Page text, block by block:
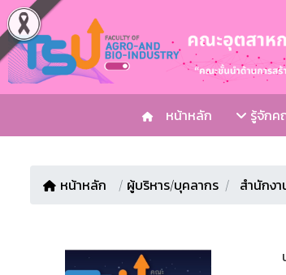
หน้าหลัก รู้จักค
หน้าหลัก / ผู้บริหาร/บุคลากร สำนักง